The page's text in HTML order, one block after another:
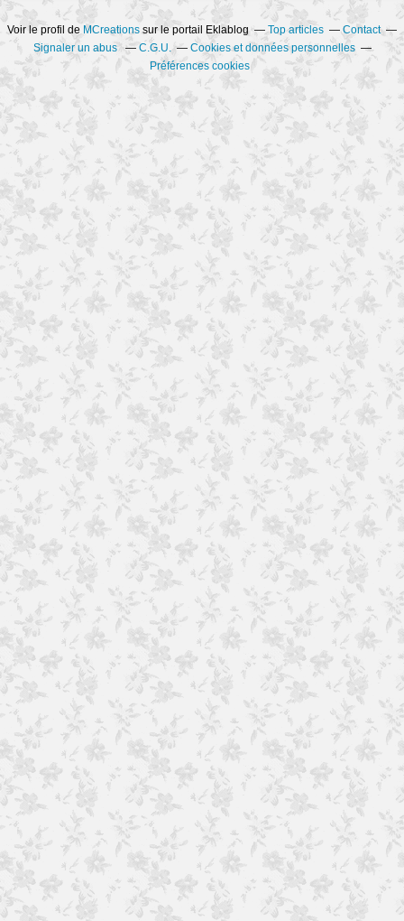
Voir le profil de MCreationssur le portail Eklablog Top articles
Contact
Signaler un abus
C.G.U.
Cookies et données personnelles
Préférences cookies